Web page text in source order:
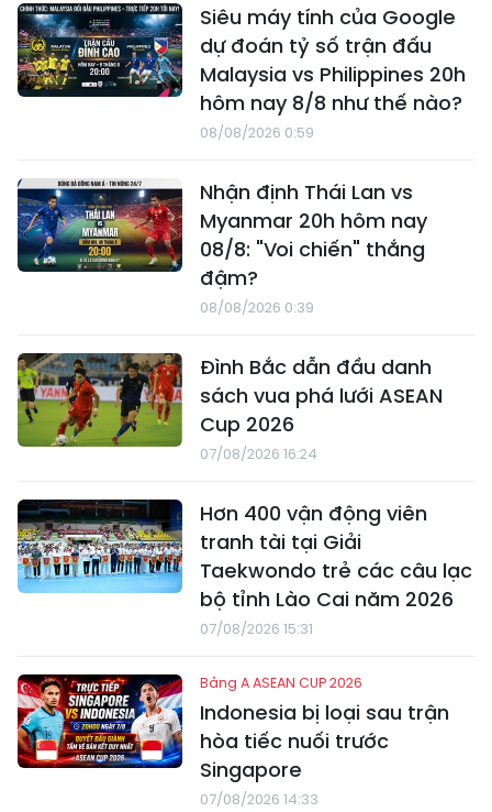
Siêu máy tính của Google
dự đoán tỷ số trận đấu
Malaysia vs Philippines 20h
hôm nay 8/8 như thế nào?
08/08/2026 0:59
Nhận định Thái Lan vs
Myanmar 20h hôm nay
08/8: "Voi chiến" thắng
đậm?
08/08/2026 0:39
Đình Bắc dẫn đầu danh
sách vua phá lưới ASEAN
Cup 2026
07/08/2026 16:24
Hơn 400 vận động viên
tranh tài tại Giải
Taekwondo trẻ các câu lạc
bộ tỉnh Lào Cai năm 2026
07/08/2026 15:31
Bảng A ASEAN CUP 2026
Indonesia bị loại sau trận
hòa tiếc nuối trước
Singapore
07/08/2026 14:33